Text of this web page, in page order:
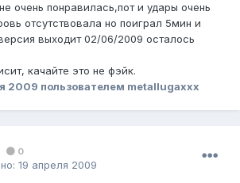
очень понравилась,пот и удары очень
отсутствовала но поиграл 5мин и
выходит 02/06/2009 осталось
качайте это не фэйк.
2009 пользователем metallugaxxx
0
19 апреля 2009